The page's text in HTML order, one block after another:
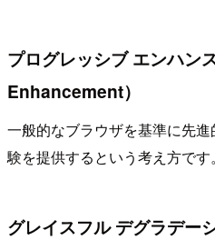
プログレッシブ エンハ
Enhancement）
一般的なブラウザを基準に先
験を提供するという考え方です。
グレイスフル デグラデー